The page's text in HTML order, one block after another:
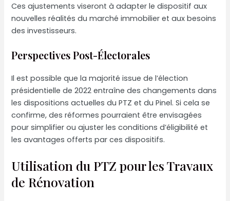
Ces ajustements viseront à adapter le dispositif aux
nouvelles réalités du marché immobilier et aux besoins
des investisseurs.
Perspectives Post-Électorales
Il est possible que la majorité issue de l’élection
présidentielle de 2022 entraîne des changements dans
les dispositions actuelles du PTZ et du Pinel. Si cela se
confirme, des réformes pourraient être envisagées
pour simplifier ou ajuster les conditions d’éligibilité et
les avantages offerts par ces dispositifs.
Utilisation du PTZ pour les Travaux
de Rénovation